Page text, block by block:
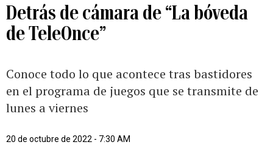
Detrás de cámara de “La bóveda
de TeleOnce”
Conoce todo lo que acontece tras bastidores
en el programa de juegos que se transmite de
lunes a viernes
20 de octubre de 2022 - 7:30 AM